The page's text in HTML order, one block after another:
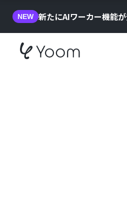
NEW 新たにAIワーカー機能